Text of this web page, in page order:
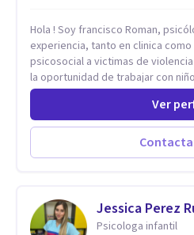
Hola ! Soy francisco Roman,
experiencia, tanto en clinica
psicosocial a victimas de
la oportunidad de trabajar con
todos los espacios y esto me ha
aprendizajes que ahora pongo a tu
actualidad puedo atenderte de
de lunes a sabado. el costo de
el primer contacto
Ver
Jessica Perez
Psicologa infantil